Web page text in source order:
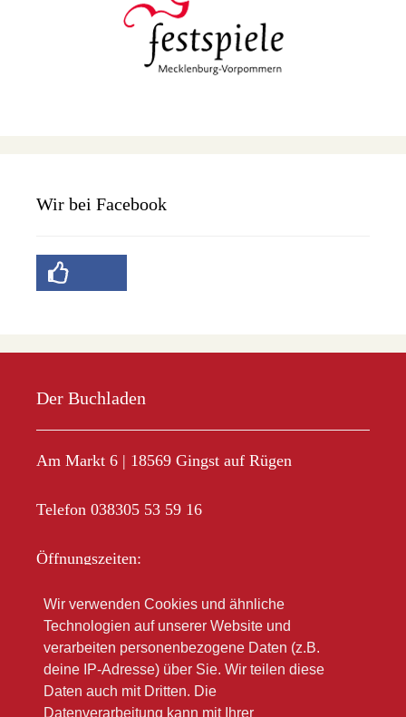
Wir bei Facebook
Der Buchladen
Am Markt 6 | 18569 Gingst auf Rügen
Telefon 038305 53 59 16
Öffnungszeiten:
Sa 10.00 – 12.00
Im Sommer oft länger
Bitte beachten Sie unsere Winteröffnungsszeiten
(link zu Google)
Wir verwenden Cookies und ähnliche
Technologien auf unserer Website und
verarbeiten personenbezogene Daten (z.B.
deine IP-Adresse) über Sie. Wir teilen diese
Daten auch mit Dritten. Die
Datenverarbeitung kann mit Ihrer